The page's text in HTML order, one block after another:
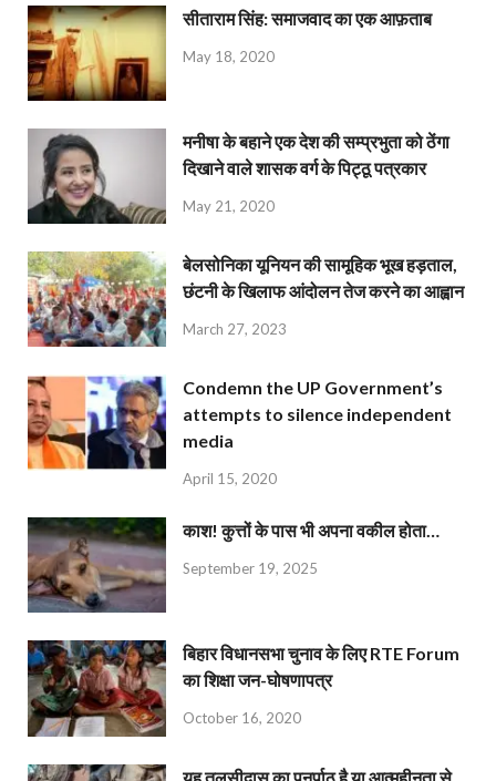
सीताराम सिंह: समाजवाद का एक आफ़ताब
May 18, 2020
मनीषा के बहाने एक देश की सम्प्रभुता को ठेंगा
दिखाने वाले शासक वर्ग के पिट्ठू पत्रकार
May 21, 2020
बेलसोनिका यूनियन की सामूहिक भूख हड़ताल,
छंटनी के खिलाफ आंदोलन तेज करने का आह्वान
March 27, 2023
Condemn the UP Government’s
attempts to silence independent
media
April 15, 2020
काश! कुत्तों के पास भी अपना वकील होता…
September 19, 2025
बिहार विधानसभा चुनाव के लिए RTE Forum
का शिक्षा जन-घोषणापत्र
October 16, 2020
यह तुलसीदास का पुनर्पाठ है या आत्महीनता से